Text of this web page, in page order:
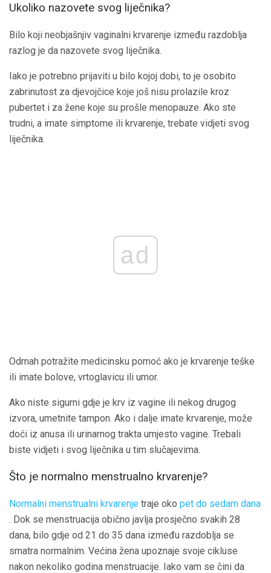
Ukoliko nazovete svog liječnika?
Bilo koji neobjašnjiv vaginalni krvarenje između razdoblja
razlog je da nazovete svog liječnika.
Iako je potrebno prijaviti u bilo kojoj dobi, to je osobito
zabrinutost za djevojčice koje još nisu prolazile kroz
pubertet i za žene koje su prošle menopauze. Ako ste
trudni, a imate simptome ili krvarenje, trebate vidjeti svog
liječnika.
ad
Odmah potražite medicinsku pomoć ako je krvarenje teške
ili imate bolove, vrtoglavicu ili umor.
Ako niste sigurni gdje je krv iz vagine ili nekog drugog
izvora, umetnite tampon. Ako i dalje imate krvarenje, može
doći iz anusa ili urinarnog trakta umjesto vagine. Trebali
biste vidjeti i svog liječnika u tim slučajevima.
Što je normalno menstrualno krvarenje?
Normalni menstrualni krvarenje traje oko pet do sedam dana
. Dok se menstruacija obično javlja prosječno svakih 28
dana, bilo gdje od 21 do 35 dana između razdoblja se
smatra normalnim. Većina žena upoznaje svoje cikluse
nakon nekoliko godina menstruacije. Iako vam se čini da